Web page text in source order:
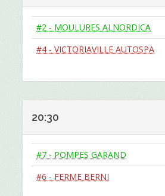
#2 - MOULURES ALNORDICA
#4 - VICTORIAVILLE AUTOSPA
20:30
#7 - POMPES GARAND
#6 - FERME BERNI